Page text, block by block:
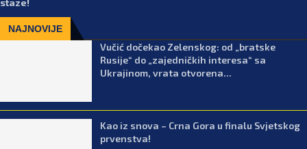
staze!
NAJNOVIJE
Vučić dočekao Zelenskog: od „bratske
Rusije“ do „zajedničkih interesa“ sa
Ukrajinom, vrata otvorena...
Kao iz snova – Crna Gora u finalu Svjetskog
prvenstva!